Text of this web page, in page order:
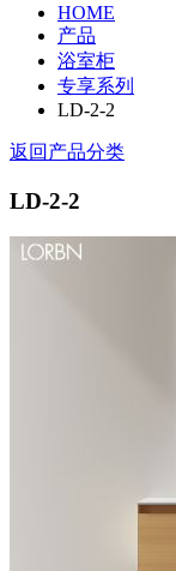
HOME
产品
浴室柜
专享系列
LD-2-2
返回产品分类
LD-2-2